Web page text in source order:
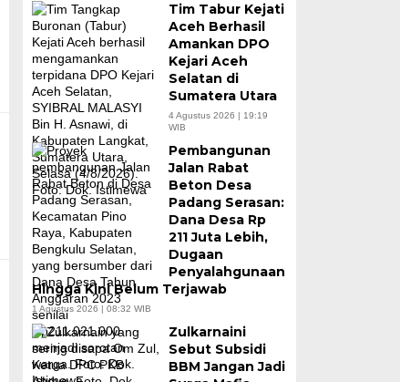
Tim Tabur Kejati
Aceh Berhasil
Amankan DPO
Kejari Aceh
Selatan di
Sumatera Utara
4 Agustus 2026 | 19:19
WIB
Pembangunan
Jalan Rabat
Beton Desa
Padang Serasan:
Dana Desa Rp
211 Juta Lebih,
Dugaan
Penyalahgunaan
Hingga Kini Belum Terjawab
1 Agustus 2026 | 08:32 WIB
Zulkarnaini
Sebut Subsidi
BBM Jangan Jadi